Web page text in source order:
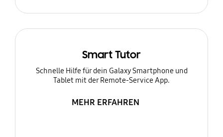
Smart Tutor
Schnelle Hilfe für dein Galaxy Smartphone und
Tablet mit der Remote-Service App.
MEHR ERFAHREN